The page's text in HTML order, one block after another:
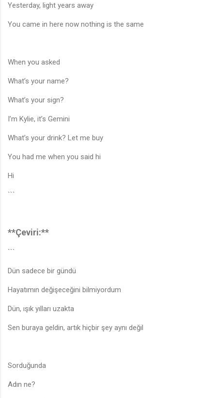
Yesterday, light years away
You came in here now nothing is the same
When you asked
What’s your name?
What’s your sign?
I’m Kylie, it’s Gemini
What’s your drink? Let me buy
You had me when you said hi
Hi
```
**Çeviri:**
```
Dün sadece bir gündü
Hayatımın değişeceğini bilmiyordum
Dün, ışık yılları uzakta
Sen buraya geldin, artık hiçbir şey aynı değil
Sorduğunda
Adın ne?